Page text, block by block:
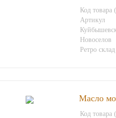
Код
Артикул
Новоселов
Ретро склад
Масло
Код